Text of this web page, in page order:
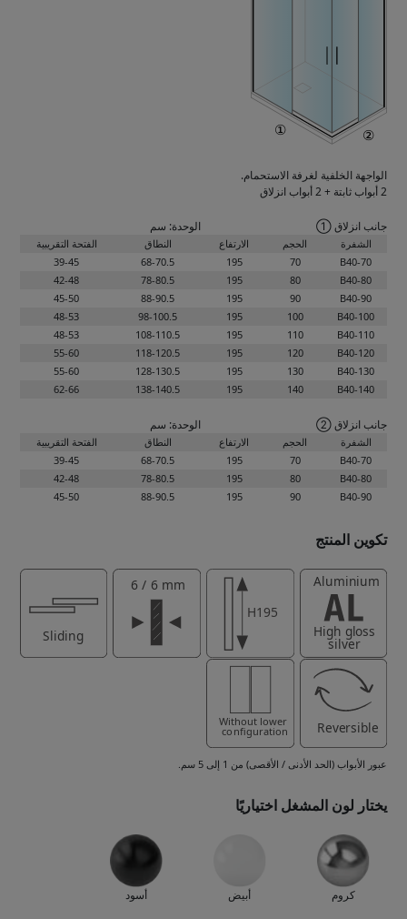
الواجهة الخلفية لغرفة الاستحمام.
2 أبواب ثابتة + 2 أبواب انزلاق
جانب انزلاق ① الوحدة: سم
الشفرة الحجم الارتفاع النطاق
الفتحة التقريبية
B40-70
70
195
68-70.5
39-45
B40-80
80
195
78-80.5
42-48
B40-90
90
195
88-90.5
45-50
B40-100
100
195
98-100.5
48-53
B40-110
110
195
108-110.5
48-53
B40-120
120
195
118-120.5
55-60
B40-130
130
195
128-130.5
55-60
B40-140
140
195
138-140.5
62-66
جانب انزلاق ② الوحدة: سم
الشفرة الحجم الارتفاع النطاق
الفتحة التقريبية
B40-70
70
195
68-70.5
39-45
B40-80
80
195
78-80.5
42-48
B40-90
90
195
88-90.5
45-50
تكوين المنتج
عبور الأبواب (الحد الأدنى / الأقصى) من 1 إلى 5 سم.
يختار لون المشغل اختياريًا
كروم أبيض أسود